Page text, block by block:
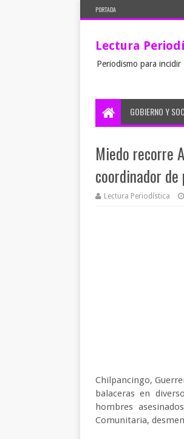
PORTADA
Lectura
Periodismo para incidir
GOBIERNO Y
Miedo recorre
coordinador
Lectura Periodística
Chilpancingo,
balaceras en
hombres
Comunitaria,